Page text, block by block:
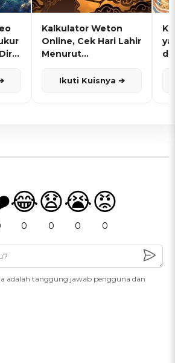
Kalkulator Weton
Online, Cek Hari Lahir
Menurut
Ikuti Kuisnya ➔
😂
0
😧
0
😭
0
😡
0
adalah tanggung jawab pengguna dan